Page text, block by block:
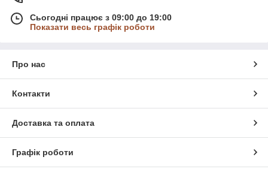
Сьогодні працює з 09:00 до 19:00
Показати весь графік роботи
Про нас
Контакти
Доставка та оплата
Графік роботи